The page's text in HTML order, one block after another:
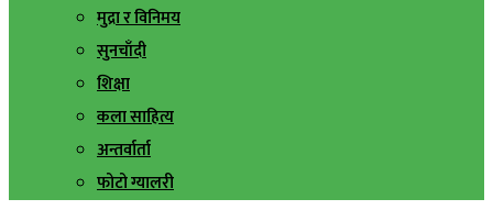
मुद्रा र विनिमय
सुनचाँदी
शिक्षा
कला साहित्य
अन्तर्वार्ता
फोटो ग्यालरी